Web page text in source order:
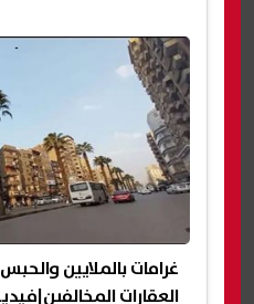
غرامات بالملايين
العقارات